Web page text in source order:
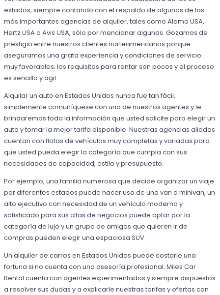
estados, siempre contando con el respaldo de algunas de las
más importantes agencias de alquiler, tales como Alamo USA,
Hertz USA o Avis USA, sólo por mencionar algunas. Gozamos de
prestigio entre nuestros clientes norteamericanos porque
aseguramos una grata experiencia y condiciones de servicio
muy favorables; los requisitos para rentar son pocos y el proceso
es sencillo y ágil.
Alquilar un auto en Estados Unidos nunca fue tan fácil,
simplemente comuníquese con uno de nuestros agentes y le
brindaremos toda la información que usted solicite para elegir un
auto y tomar la mejor tarifa disponible. Nuestras agencias aliadas
cuentan con flotas de vehículos muy completas y variadas para
que usted pueda elegir la categoría que cumpla con sus
necesidades de capacidad, estilo y presupuesto.
Por ejemplo, una familia numerosa que decide organizar un viaje
por diferentes estados puede hacer uso de una van o minivan, un
alto ejecutivo con necesidad de un vehículo moderno y
sofisticado para sus citas de negocios puede optar por la
categoría de lujo y un grupo de amigas que quieren ir de
compras pueden elegir una espaciosa SUV.
Un alquiler de carros en Estados Unidos puede costarle una
fortuna si no cuenta con una asesoría profesional; Miles Car
Rental cuenta con agentes experimentados y siempre dispuestos
a resolver sus dudas y a explicarle nuestras tarifas y ofertas con